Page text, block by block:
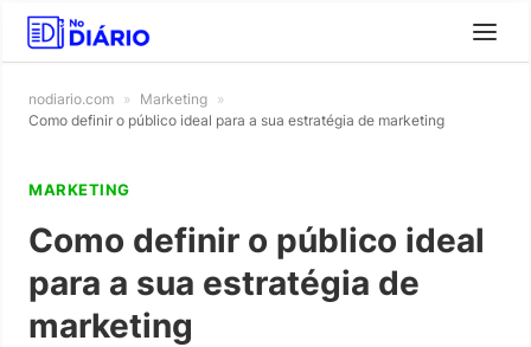
nodiario.com » Marketing »
Como definir o público ideal para a sua estratégia de marketing
MARKETING
Como definir o público ideal
para a sua estratégia de
marketing